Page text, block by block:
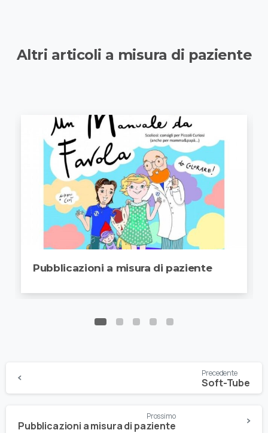
Altri articoli a misura di paziente
Pubblicazioni a misura di paziente
Precedente
Soft-Tube
Prossimo
Pubblicazioni a misura di paziente